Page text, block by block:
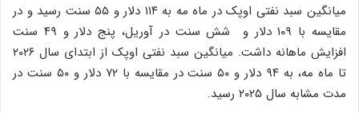
میانگین سبد نفتی اوپک در ماه مه به ۱۱۴ دلار و ۵۵ سنت رسید و در
مقایسه با ۱۰۹ دلار و شش سنت در آوریل، پنج دلار و ۴۹ سنت
افزایش ماهانه داشت. میانگین سبد نفتی اوپک از ابتدای سال ۲۰۲۶
تا ماه مه، به ۹۴ دلار و ۵۰ سنت در مقایسه با ۷۲ دلار و ۵۰ سنت در
مدت مشابه سال ۲۰۲۵ رسید.